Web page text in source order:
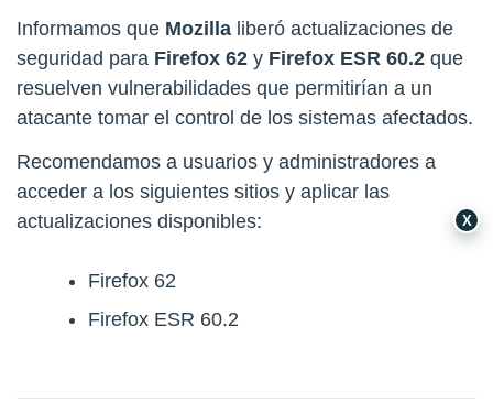
Informamos que Mozilla liberó actualizaciones de
seguridad para Firefox 62 y Firefox ESR 60.2 que
resuelven vulnerabilidades que permitirían a un
atacante tomar el control de los sistemas afectados.
Recomendamos a usuarios y administradores a
acceder a los siguientes sitios y aplicar las
actualizaciones disponibles:
Firefox 62
Firefox ESR 60.2
X